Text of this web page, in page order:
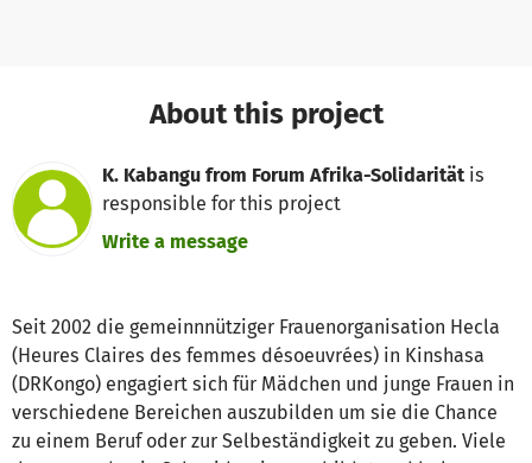
About this project
K. Kabangu from Forum Afrika-Solidaritätis
responsible for this project
Write a message
Seit 2002 die gemeinnnütziger Frauenorganisation Hecla
(Heures Claires des femmes désoeuvrées) in Kinshasa
(DRKongo) engagiert sich für Mädchen und junge Frauen in
verschiedene Bereichen auszubilden um sie die Chance
zu einem Beruf oder zur Selbeständigkeit zu geben. Viele